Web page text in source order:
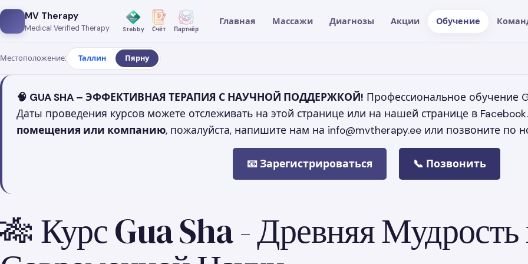
MV Therapy
Medical Verified Therapy Stebby Счёт Партнёр
Главная Массажи Диагнозы Акции Обучение
Местоположение: Таллин Пярну
🧠 GUA SHA – ЭФФЕКТИВНАЯ ТЕРАПИЯ С НАУЧНОЙ ПОДДЕРЖКОЙ! Профессиональное обучение
Даты проведения курсов можете отслеживать на этой странице или на нашей странице в
помещения или компанию, пожалуйста, напишите нам на info@mvtherapy.ee или позвоните по
📧 Зарегистрироваться 📞 Позвонить
🎋 Курс Gua Sha - Древняя Мудрость